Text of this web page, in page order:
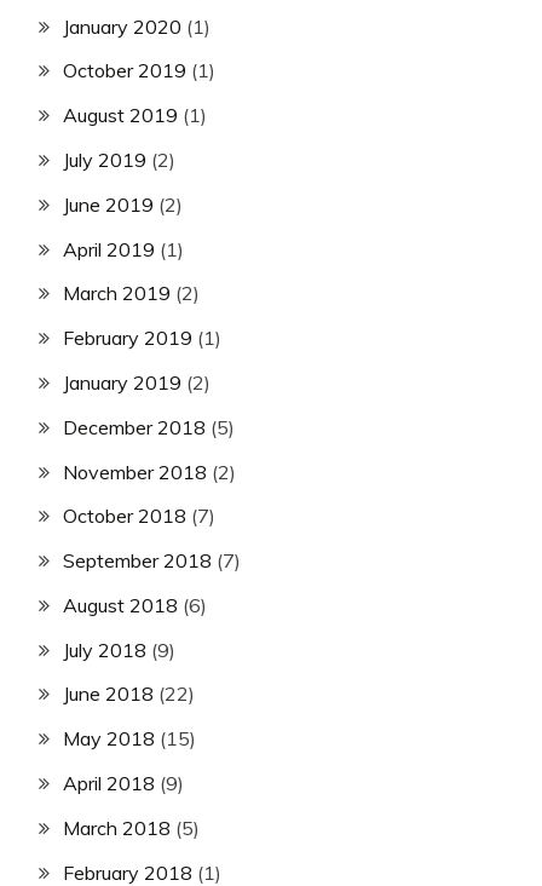
January 2020 (1)
October 2019 (1)
August 2019 (1)
July 2019 (2)
June 2019 (2)
April 2019 (1)
March 2019 (2)
February 2019 (1)
January 2019 (2)
December 2018 (5)
November 2018 (2)
October 2018 (7)
September 2018 (7)
August 2018 (6)
July 2018 (9)
June 2018 (22)
May 2018 (15)
April 2018 (9)
March 2018 (5)
February 2018 (1)